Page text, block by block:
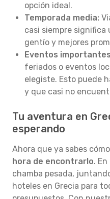
opción ideal.
Temporada media:
casi siempre significa
gentío y mejores
Eventos
feriados o eventos
elegiste. Esto puede
y que casi no
Tu aventura en
esperando
Ahora que ya sabes
hora de encontrarlo.
chamba pesada,
hoteles en Grecia para